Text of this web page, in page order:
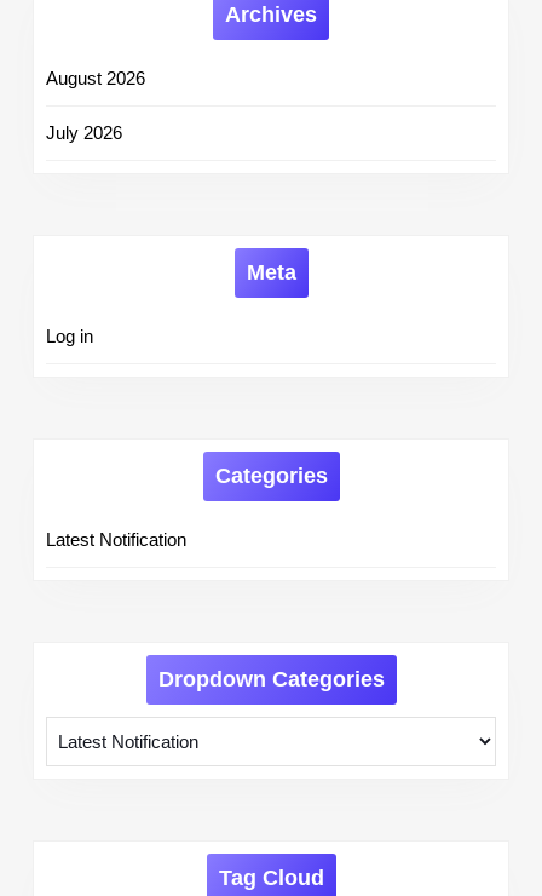
Archives
August 2026
July 2026
Meta
Log in
Categories
Latest Notification
Dropdown Categories
Tag Cloud